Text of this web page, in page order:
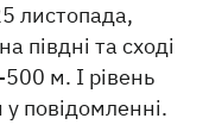
листопада,
півдні та сході
м. І рівень
повідомленні.